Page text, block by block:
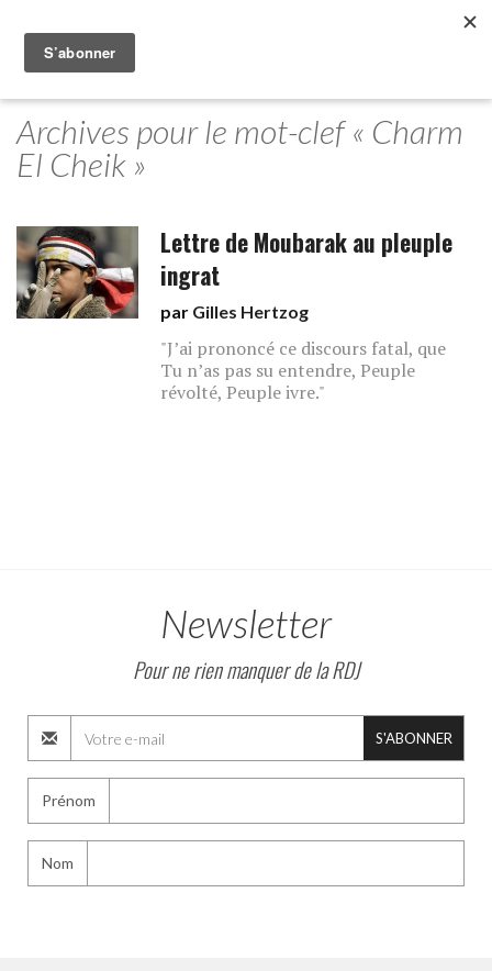
Archives pour le mot-clef « Charm
El Cheik »
Lettre de Moubarak au pleuple
ingrat
par Gilles Hertzog
"J’ai prononcé ce discours fatal, que
Tu n’as pas su entendre, Peuple
révolté, Peuple ivre."
Newsletter
Pour ne rien manquer de la RDJ
S'ABONNER
Prénom
Nom